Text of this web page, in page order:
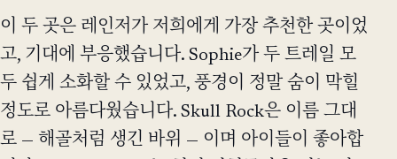
이 두 곳은 레인저가 저희에게 가장 추천한 곳이었
고, 기대에 부응했습니다. Sophie가 두 트레일 모
두 쉽게 소화할 수 있었고, 풍경이 정말 숨이 막힐
정도로 아름다웠습니다. Skull Rock은 이름 그대
로 — 해골처럼 생긴 바위 — 이며 아이들이 좋아합